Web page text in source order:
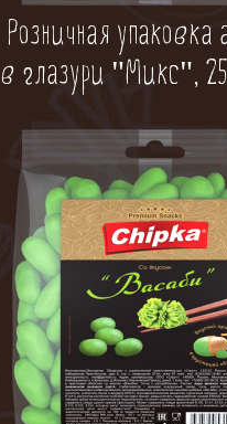
Розничная упаковка
в глазури "Микс",